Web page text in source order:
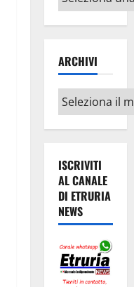
argomenti
ARCHIVI
Archivi
ISCRIVITI
AL CANALE
DI ETRURIA
NEWS